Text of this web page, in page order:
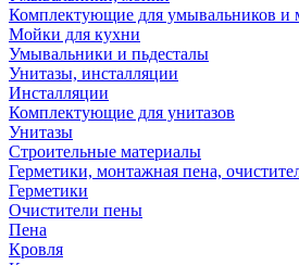
Комплектующие для умывальников и
Мойки для кухни
Умывальники и пьдесталы
Унитазы, инсталляции
Инсталляции
Комплектующие для унитазов
Унитазы
Строительные материалы
Герметики, монтажная пена,
Герметики
Очистители пены
Пена
Кровля